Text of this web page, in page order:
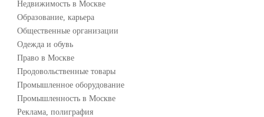
Недвижимость в Москве
Образование, карьера
Общественные организации
Одежда и обувь
Право в Москве
Продовольственные товары
Промышленное оборудование
Промышленность в Москве
Реклама, полиграфия